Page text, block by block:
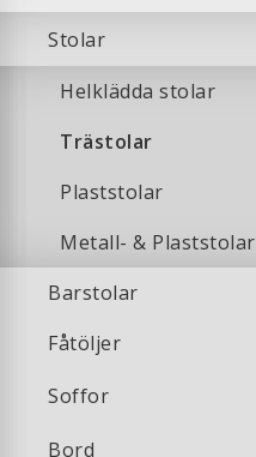
Stolar
Helklädda stolar
Trästolar
Plaststolar
Metall- & Plaststolar
Barstolar
Fåtöljer
Soffor
Bord